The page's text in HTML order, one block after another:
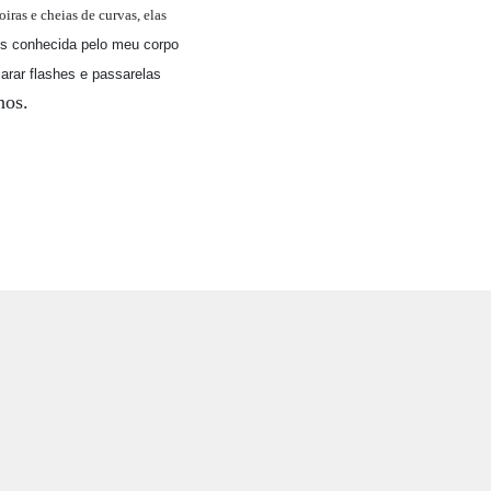
e cheias de curvas, elas
conhecida pelo meu corpo
flashes e passarelas